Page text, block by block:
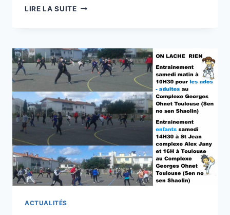
LIRE LA SUITEARTICLES
ACTUALITÉS